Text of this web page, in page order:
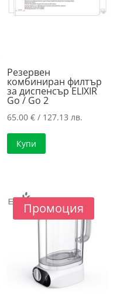
Резервен
комбиниран филтър
за диспенсър ELIXIR
Go / Go 2
65.00€ / 127.13 лв.
Купи
Промоция